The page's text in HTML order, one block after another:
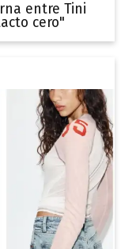
entre Tini
cero"